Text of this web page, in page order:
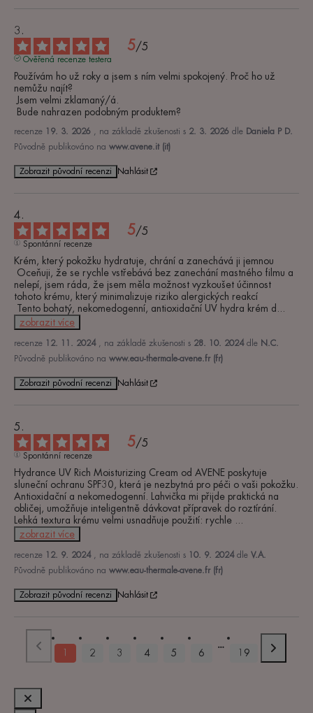
5/5
Ověřená recenze testera
Používám ho už roky a jsem s ním velmi spokojený. Proč ho už
nemůžu najít?
Bude nahrazen podobným produktem?
recenze 19. 3. 2026 , na základě zkušenosti s 2. 3. 2026 dle Daniela P D.
Původně publikováno na www.avene.it (it)
Zobrazit původní recenzi Nahlásit
5/5
Spontánní recenze
Krém, který pokožku hydratuje, chrání a zanechává ji jemnou
nelepí, jsem ráda, že jsem měla možnost vyzkoušet účinnost
tohoto krému, který minimalizuje riziko alergických reakcí
Tento bohatý, nekomedogenní, antioxidační UV hydra krém d
zobrazit více
recenze 12. 11. 2024 , na základě zkušenosti s 28. 10. 2024 dle N.C.
Původně publikováno na www.eau-thermale-avene.fr (fr)
Zobrazit původní recenzi Nahlásit
5/5
Spontánní recenze
Hydrance UV Rich Moisturizing Cream od AVENE poskytuje
sluneční ochranu SPF30, která je nezbytná pro péči o vaši pokožku.
Antioxidační a nekomedogenní. Lahvička mi přijde praktická na
obličej, umožňuje inteligentně dávkovat přípravek do roztírání.
Lehká textura krému velmi usnadňuje použití: rychle
zobrazit více
recenze 12. 9. 2024 , na základě zkušenosti s 10. 9. 2024 dle V.A.
Původně publikováno na www.eau-thermale-avene.fr (fr)
Zobrazit původní recenzi Nahlásit
1 2 3 4 5 6 19